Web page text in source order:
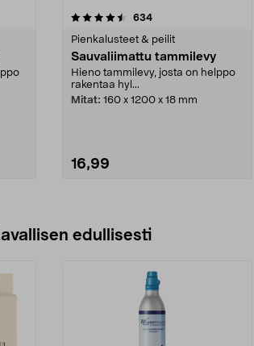
634arvostelut
Pienkalusteet & peilit
Sauvaliimattu tammilevy
Hieno tammilevy, josta on helppo
rakentaa hyl...
Mitat: 160 x 1200 x 18 mm
16,99
edullisesti